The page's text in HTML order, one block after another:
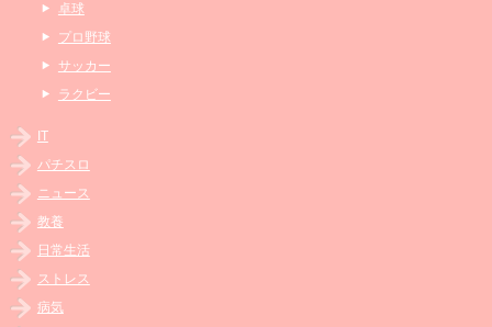
卓球
プロ野球
サッカー
ラクビー
IT
パチスロ
ニュース
教養
日常生活
ストレス
病気